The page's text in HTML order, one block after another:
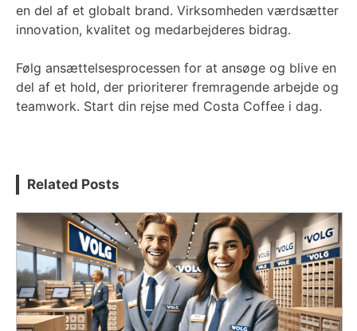
en del af et globalt brand. Virksomheden værdsætter
innovation, kvalitet og medarbejderes bidrag.
Følg ansættelsesprocessen for at ansøge og blive en
del af et hold, der prioriterer fremragende arbejde og
teamwork. Start din rejse med Costa Coffee i dag.
Related Posts